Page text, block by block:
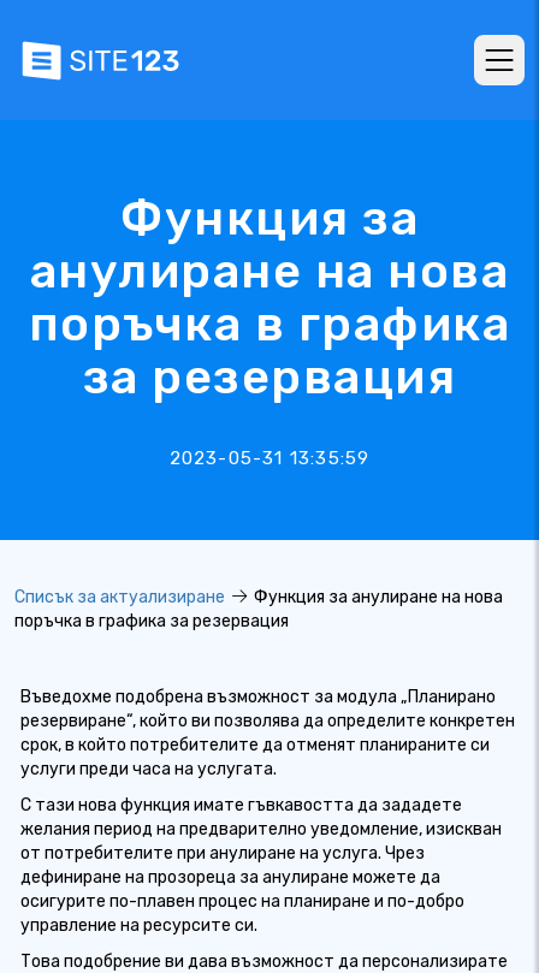
Функция за
анулиране на нова
поръчка в графика
за резервация
2023-05-31 13:35:59
Списък за актуализиране
Функция за анулиране на нова
поръчка в графика за резервация
Въведохме подобрена възможност за модула „Планирано
резервиране“, който ви позволява да определите конкретен
срок, в който потребителите да отменят планираните си
услуги преди часа на услугата.
С тази нова функция имате гъвкавостта да зададете
желания период на предварително уведомление, изискван
от потребителите при анулиране на услуга. Чрез
дефиниране на прозореца за анулиране можете да
осигурите по-плавен процес на планиране и по-добро
управление на ресурсите си.
Това подобрение ви дава възможност да персонализирате